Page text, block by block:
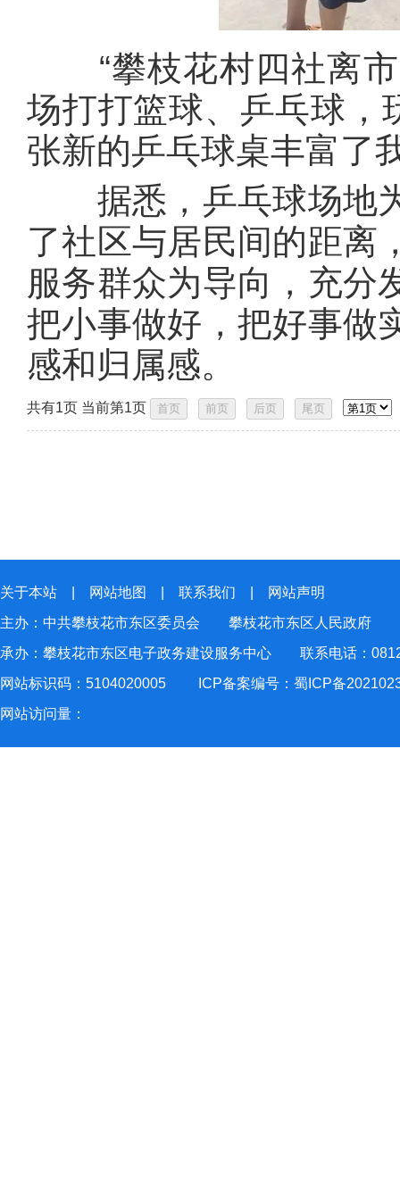
“攀枝花村四社离市
场打打篮球、乒乓球，
张新的乒乓球桌丰富了
据悉，乒乓球场地为
了社区与居民间的距离
服务群众为导向，充分
把小事做好，把好事做
感和归属感。
共有1页 当前第1页
关于本站 网站地图 联系我们
网站声明
主办：中共攀枝花市东区委员会 攀枝花市东区人民政府
承办：攀枝花市东区电子政务建设服务中心 联系电话：
网站标识码：5104020005
ICP备案编号：蜀ICP备
网站访问量：